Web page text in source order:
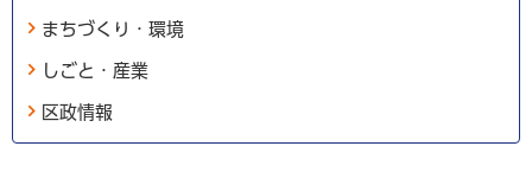
まちづくり・環境
しごと・産業
区政情報